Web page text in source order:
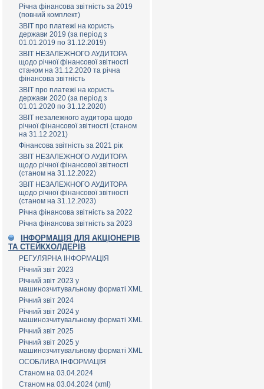
Річна фінансова звітність за 2019
(повний комплект)
ЗВІТ про платежі на користь
держави 2019 (за період з
01.01.2019 по 31.12.2019)
ЗВІТ НЕЗАЛЕЖНОГО АУДИТОРА
щодо річної фінансової звітності
станом на 31.12.2020 та річна
фінансова звітність
ЗВІТ про платежі на користь
держави 2020 (за період з
01.01.2020 по 31.12.2020)
ЗВІТ незалежного аудитора щодо
річної фінансової звітності (станом
на 31.12.2021)
Фінансова звітність за 2021 рік
ЗВІТ НЕЗАЛЕЖНОГО АУДИТОРА
щодо річної фінансової звітності
(станом на 31.12.2022)
ЗВІТ НЕЗАЛЕЖНОГО АУДИТОРА
щодо річної фінансової звітності
(станом на 31.12.2023)
Річна фінансова звітність за 2022
Річна фінансова звітність за 2023
ІНФОРМАЦІЯ ДЛЯ АКЦІОНЕРІВ
ТА СТЕЙКХОЛДЕРІВ
РЕГУЛЯРНА ІНФОРМАЦІЯ
Річний звіт 2023
Річний звіт 2023 у
машинозчитувальному форматі XML
Річний звіт 2024
Річний звіт 2024 у
машинозчитувальному форматі XML
Річний звіт 2025
Річний звіт 2025 у
машинозчитувальному форматі XML
ОСОБЛИВА ІНФОРМАЦІЯ
Станом на 03.04.2024
Станом на 03.04.2024 (xml)